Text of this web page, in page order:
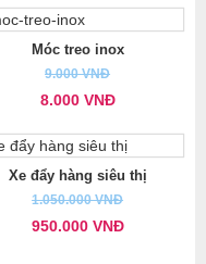
Móc treo inox
9.000 VNĐ
8.000 VNĐ
Xe đẩy hàng siêu thị
1.050.000 VNĐ
950.000 VNĐ